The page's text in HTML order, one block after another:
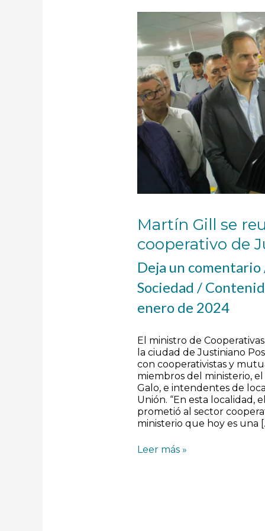
Martín Gill se
cooperativo de
Deja un comentario
Sociedad /
enero de 2024
El ministro de
la ciudad de Justiniano
con cooperativistas y
miembros del ministerio,
Galo, e intendentes de
Unión. “En esta localidad,
prometió al sector
ministerio que hoy es una
Gill
se
reunió
con
el
sector
cooperativo
de
Justiniano
Posse
Leer más »